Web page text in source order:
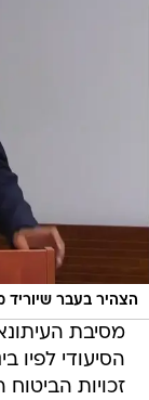
הצהיר בעבר שיוריד
מסיבת
הסיעודי לפיו
זכויות